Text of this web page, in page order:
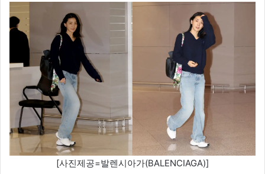
[사진제공=발렌시아가(BALENCIAGA)]